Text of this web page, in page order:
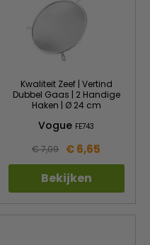
Kwaliteit Zeef | Vertind
Dubbel Gaas | 2 Handige
Haken | Ø 24 cm
Vogue FE743
€ 7,09 € 6,65
Bekijken